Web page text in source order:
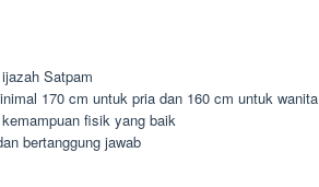
Satpam
170 cm untuk pria dan 160 cm untuk wanita
fisik yang baik
bertanggung jawab